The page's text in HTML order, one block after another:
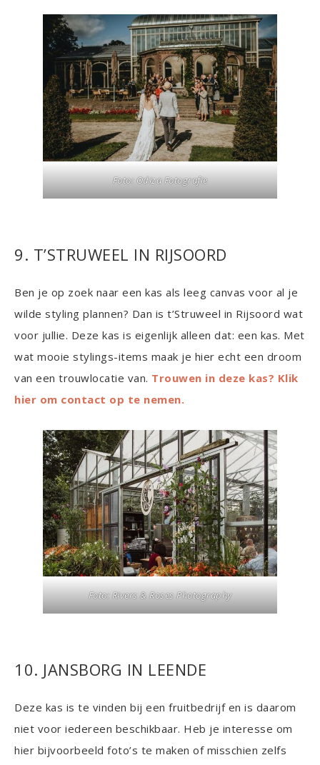
Foto: Odiza Fotografie
9. T’STRUWEEL IN RIJSOORD
Ben je op zoek naar een kas als leeg canvas voor al je
wilde styling plannen? Dan is t’Struweel in Rijsoord wat
voor jullie. Deze kas is eigenlijk alleen dat: een kas. Met
wat mooie stylings-items maak je hier echt een droom
van een trouwlocatie van. Trouwen in deze kas? Klik
hier om contact op te nemen.
Foto: Rivers & Roses Photography
10. JANSBORG IN LEENDE
Deze kas is te vinden bij een fruitbedrijf en is daarom
niet voor iedereen beschikbaar. Heb je interesse om
hier bijvoorbeeld foto’s te maken of misschien zelfs